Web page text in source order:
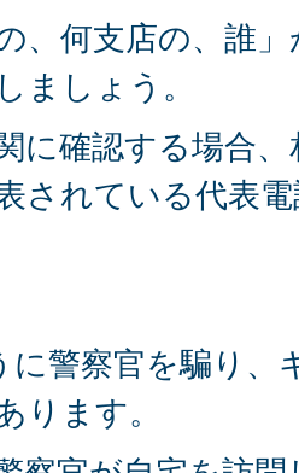
、何支店の、誰
ましょう。
に確認する場合
されている代表
に警察官を騙り
ります。